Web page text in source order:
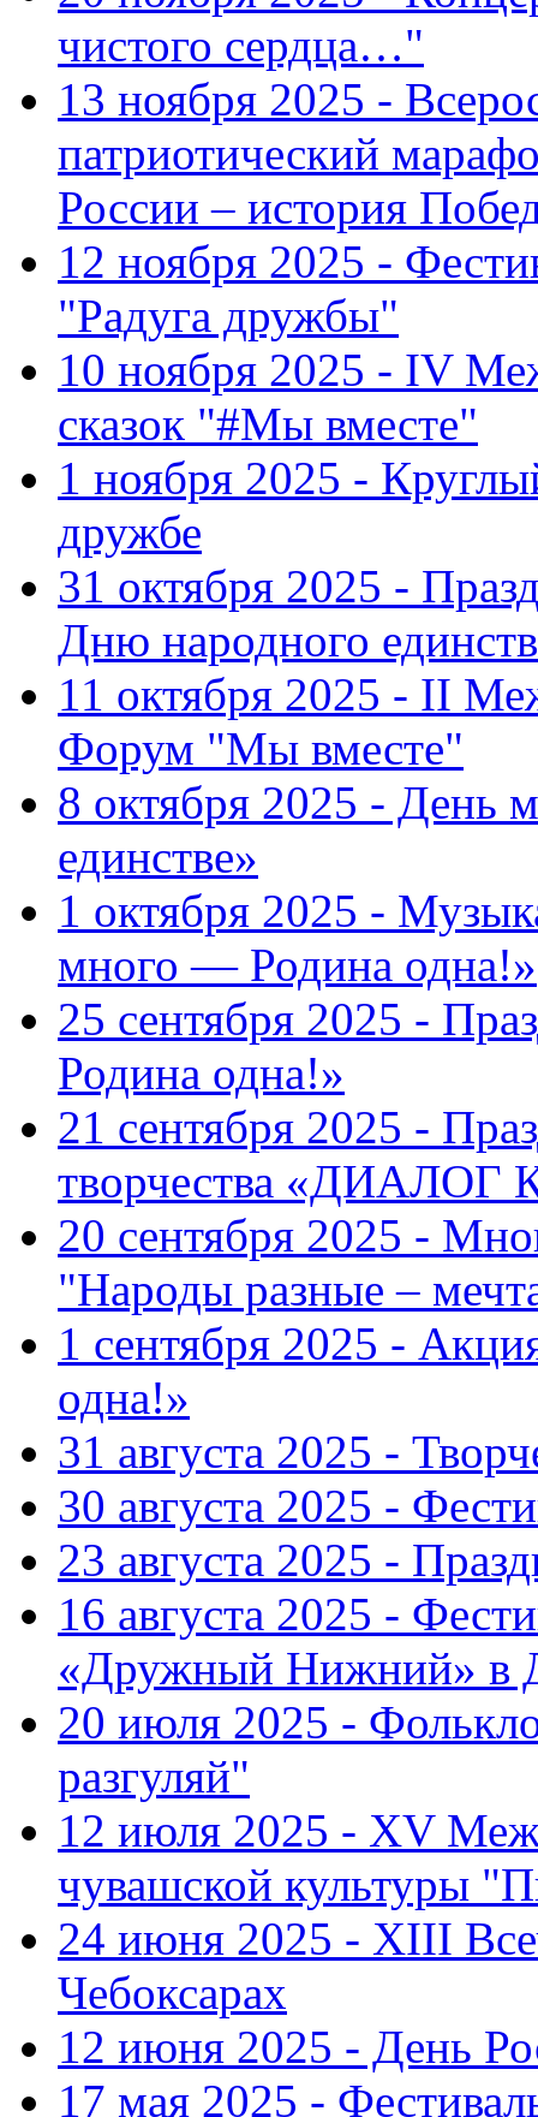
чистого сердца…"
13 ноября 2025 -
патриотический
России – история
12 ноября 2025 -
"Радуга дружбы"
10 ноября 2025 - IV
сказок "#Мы вместе"
1 ноября 2025 -
дружбе
31 октября 2025 -
Дню народного
11 октября 2025 - II
Форум "Мы вместе"
8 октября 2025 - День
единстве»
1 октября 2025 -
много — Родина одна!»
25 сентября 2025 -
Родина одна!»
21 сентября 2025 -
творчества «ДИАЛОГ
20 сентября 2025 -
"Народы разные –
1 сентября 2025 -
одна!»
31 августа 2025 -
30 августа 2025 -
23 августа 2025 -
16 августа 2025 -
«Дружный Нижний» в
20 июля 2025 -
разгуляй"
12 июля 2025 - XV
чувашской культуры
24 июня 2025 - XIII
Чебоксарах
12 июня 2025 - День
17 мая 2025 -